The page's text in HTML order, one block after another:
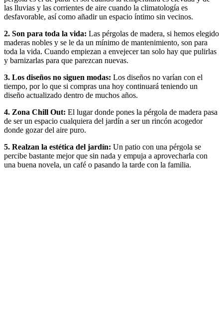
las lluvias y las corrientes de aire cuando la climatología es
desfavorable, así como añadir un espacio íntimo sin vecinos.
2. Son para toda la vida: Las pérgolas de madera, si hemos elegido
maderas nobles y se le da un mínimo de mantenimiento, son para
toda la vida. Cuando empiezan a envejecer tan solo hay que pulirlas
y barnizarlas para que parezcan nuevas.
3. Los diseños no siguen modas: Los diseños no varían con el
tiempo, por lo que si compras una hoy continuará teniendo un
diseño actualizado dentro de muchos años.
4. Zona Chill Out: El lugar donde pones la pérgola de madera pasa
de ser un espacio cualquiera del jardín a ser un rincón acogedor
donde gozar del aire puro.
5. Realzan la estética del jardín: Un patio con una pérgola se
percibe bastante mejor que sin nada y empuja a aprovecharla con
una buena novela, un café o pasando la tarde con la familia.